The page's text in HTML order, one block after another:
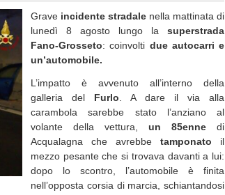
Grave incidente stradale nella mattinata di
lunedì 8 agosto lungo la superstrada
Fano-Grosseto: coinvolti due autocarri e
un’automobile.
L’impatto è avvenuto all’interno della
galleria del Furlo . A dare il via alla
carambola sarebbe stato l’anziano al
volante della vettura, un 85enne di
Acqualagna che avrebbe tamponato il
mezzo pesante che si trovava davanti a lui:
dopo lo scontro, l’automobile è finita
nell’opposta corsia di marcia, schiantandosi